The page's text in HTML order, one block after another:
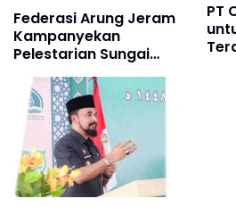
Federasi Arung Jeram
Kampanyekan
Pelestarian Sungai
Lewat Fun Rafting
PT